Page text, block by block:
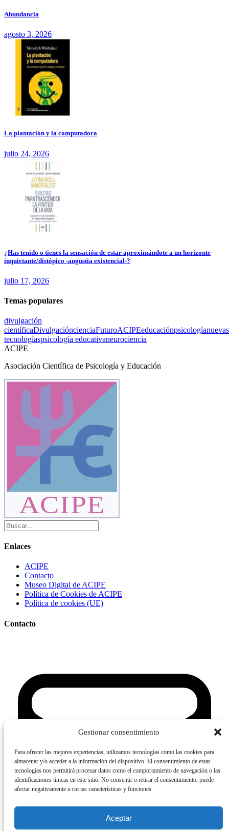
Gestionar consentimiento
Para ofrecer las mejores experiencias, utilizamos tecnologías como las cookies para
almacenar y/o acceder a la información del dispositivo. El consentimiento de estas
tecnologías nos permitirá procesar datos como el comportamiento de navegación o las
identificaciones únicas en este sitio. No consentir o retirar el consentimiento, puede
afectar negativamente a ciertas características y funciones.
Aceptar
Abundancia
agosto 3, 2026
La plantación y la computadora
julio 24, 2026
¿Has tenido o tienes la sensación de estar aproximándote a un horizonte
inquietante/distópico -angustia existencial-?
julio 17, 2026
Temas populares
divulgación
científicaDivulgacióncienciaFuturoACIPEeducaciónpsicologíanuevas
tecnologíaspsicología educativaneurociencia
ACIPE
Asociación Científica de Psicología y Educación
ACIPE
Enlaces
ACIPE
Contacto
Museo Digital de ACIPE
Política de Cookies de ACIPE
Política de cookies (UE)
Contacto